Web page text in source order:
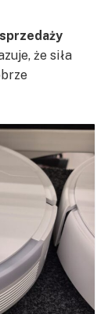
że siła